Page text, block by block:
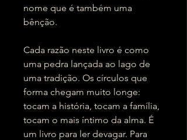
nome que é também uma
bênção.
Cada razão neste livro é como
uma pedra lançada ao lago de
uma tradição. Os círculos que
forma chegam muito longe:
tocam a história, tocam a família,
tocam o mais íntimo da alma. É
um livro para ler devagar. Para